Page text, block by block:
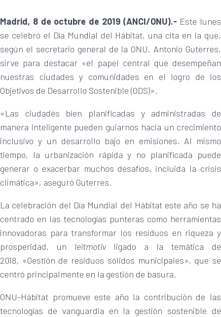
Madrid, 8 de octubre de 2019 (ANCI/ONU).- Este lunes
se celebró el Día Mundial del Hábitat, una cita en la que,
según el secretario general de la ONU, Antonio Guterres,
sirve para destacar «el papel central que desempeñan
nuestras ciudades y comunidades en el logro de los
Objetivos de Desarrollo Sostenible (ODS)».
«Las ciudades bien planificadas y administradas de
manera inteligente pueden guiarnos hacia un crecimiento
inclusivo y un desarrollo bajo en emisiones. Al mismo
tiempo, la urbanización rápida y no planificada puede
generar o exacerbar muchos desafíos, incluida la crisis
climática», aseguró Guterres.
La celebración del Día Mundial del Hábitat este año se ha
centrado en las tecnologías punteras como herramientas
innovadoras para transformar los residuos en riqueza y
prosperidad, un leitmotiv ligado a la temática de
2018, «Gestión de residuos sólidos municipales», que se
centró principalmente en la gestión de basura.
ONU-Hábitat promueve este año la contribución de las
tecnologías de vanguardia en la gestión sostenible de